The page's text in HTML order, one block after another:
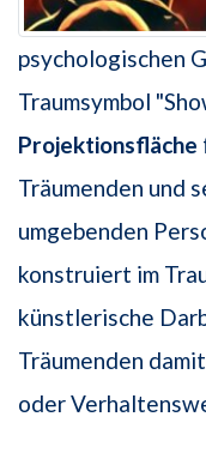
psychologischen
Traumsymbol
Projektionsfläche
Träumenden und
umgebenden
konstruiert im
künstlerische
Träumenden
oder